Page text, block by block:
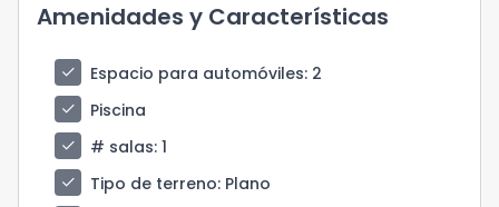
Amenidades y Características
check Espacio para automóviles: 2
check
Piscina
check
# salas: 1
check
Tipo de terreno: Plano